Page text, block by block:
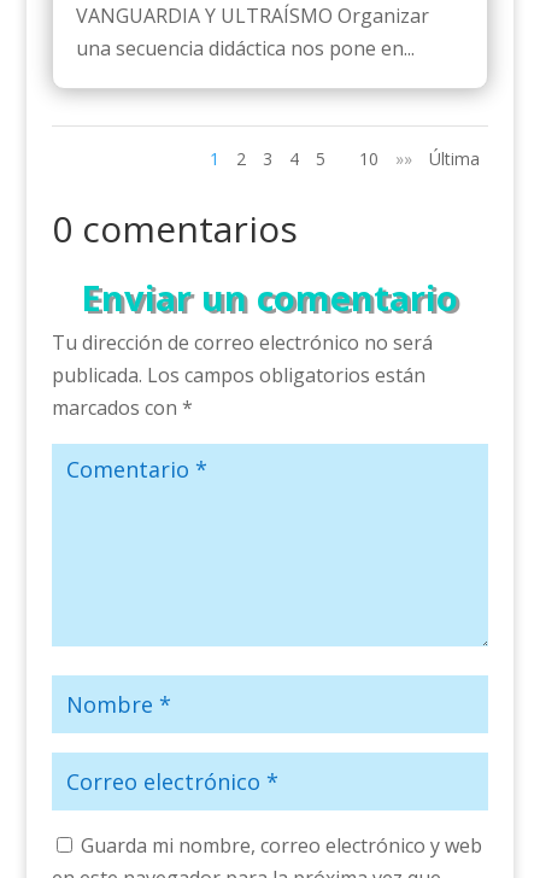
VANGUARDIA Y ULTRAÍSMO Organizar
una secuencia didáctica nos pone en...
1 2 3 4 5 10 »» Última
0 comentarios
Enviar un comentario
Tu dirección de correo electrónico no será
publicada. Los campos obligatorios están
marcados con *
Guarda mi nombre, correo electrónico y web